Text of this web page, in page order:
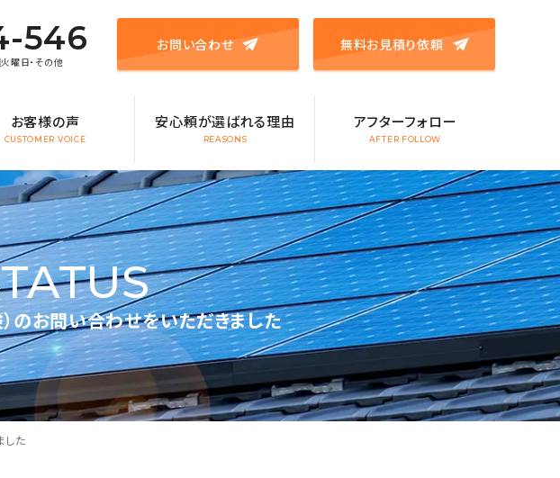
546
日・その他
お問い合わせ 無料お見積り依頼
お客様の声
CUSTOMER VOICE
安心頼が選ばれる理由
REASONS
アフターフォロー
AFTER FOLLOW
のお問い合わせをいただきました
した